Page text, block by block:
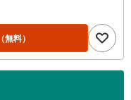
（無料）